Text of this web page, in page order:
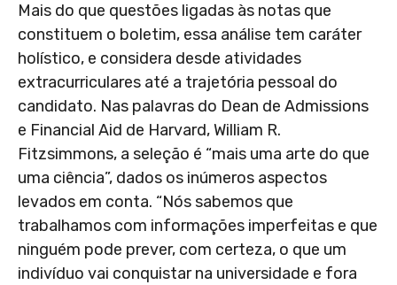
Mais do que questões ligadas às notas que
constituem o boletim, essa análise tem caráter
holístico, e considera desde atividades
extracurriculares até a trajetória pessoal do
candidato. Nas palavras do Dean de Admissions
e Financial Aid de Harvard, William R.
Fitzsimmons, a seleção é “mais uma arte do que
uma ciência”, dados os inúmeros aspectos
levados em conta. “Nós sabemos que
trabalhamos com informações imperfeitas e que
ninguém pode prever, com certeza, o que um
indivíduo vai conquistar na universidade e fora